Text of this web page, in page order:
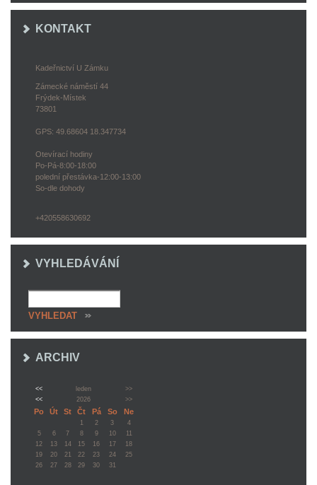
KONTAKT
Kadeřnictví U Zámku
Zámecké náměstí 44
Frýdek-Místek
73801
GPS: 49.68604 18.347734
Otevírací hodiny
Po-Pá-8:00-18:00
polední přestávka-12:00-13:00
So-dle dohody
+420558630692
VYHLEDÁVÁNÍ
ARCHIV
<< leden
>>
<<
2026 >>
Po Út St Čt Pá So Ne
1 2 3
4
5
6 7 8 9 10
11
12
13 14 15 16 17
18
19
20 21 22 23 24
25
26
27 28 29 30 31